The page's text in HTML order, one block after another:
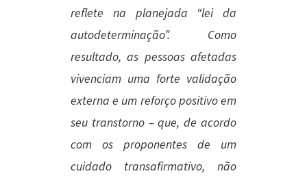
reflete na planejada “lei da
autodeterminação”. Como
resultado, as pessoas afetadas
vivenciam uma forte validação
externa e um reforço positivo em
seu transtorno – que, de acordo
com os proponentes de um
cuidado transafirmativo, não